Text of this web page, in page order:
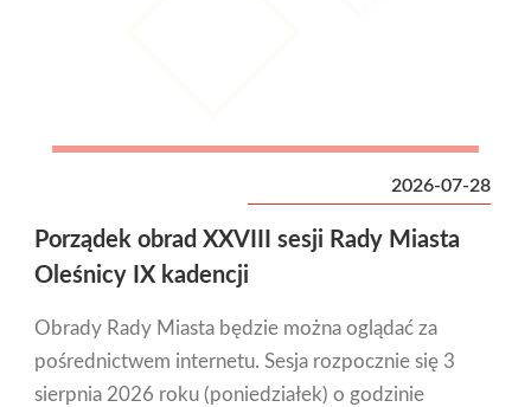
2026-07-28
Porządek obrad XXVIII sesji Rady Miasta
Oleśnicy IX kadencji
Obrady Rady Miasta będzie można oglądać za
pośrednictwem internetu. Sesja rozpocznie się 3
sierpnia 2026 roku (poniedziałek) o godzinie